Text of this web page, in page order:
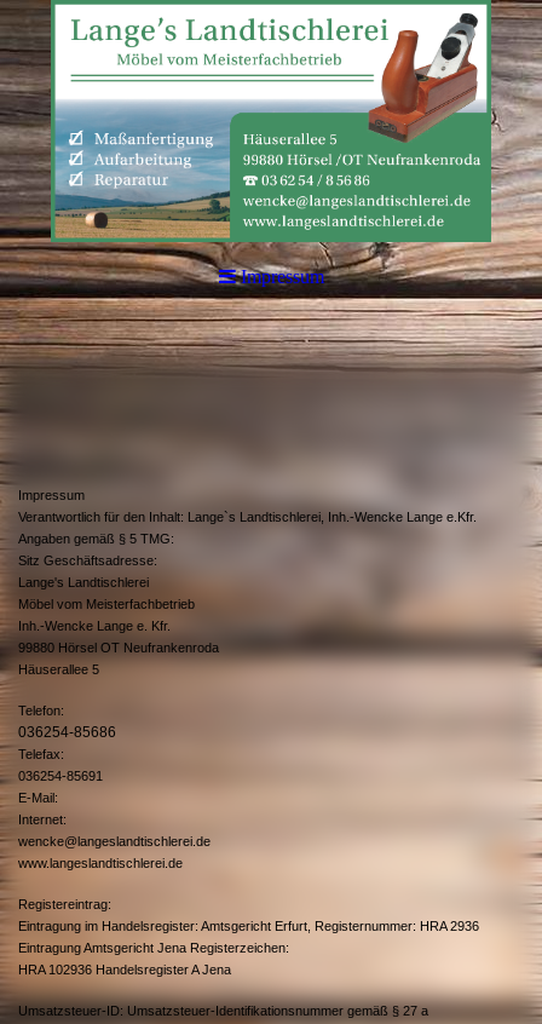
Impressum
Impressum
Verantwortlich für den Inhalt: Lange`s Landtischlerei, Inh.-Wencke Lange e.Kfr.
Angaben gemäß § 5 TMG:
Sitz Geschäftsadresse:
Lange's Landtischlerei
Möbel vom Meisterfachbetrieb
Inh.-Wencke Lange e. Kfr.
99880 Hörsel OT Neufrankenroda
Häuserallee 5
Telefon:
036254-85686
Telefax:
036254-85691
E-Mail:
Internet:
wencke@langeslandtischlerei.de
www.langeslandtischlerei.de
Registereintrag:
Eintragung im Handelsregister: Amtsgericht Erfurt, Registernummer: HRA 2936
Eintragung Amtsgericht Jena Registerzeichen:
HRA 102936 Handelsregister A Jena
Umsatzsteuer-ID: Umsatzsteuer-Identifikationsnummer gemäß § 27 a